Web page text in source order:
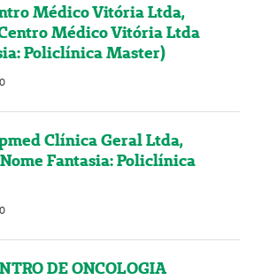
Médico Vitória Ltda,
Médico Vitória Ltda
Policlínica Master)
Clínica Geral Ltda,
Fantasia: Policlínica
DE ONCOLOGIA